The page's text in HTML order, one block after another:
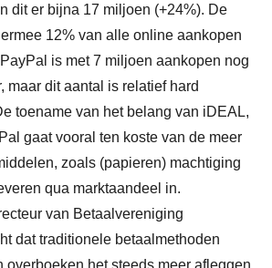
dit er bijna 17 miljoen (+24%). De
12% van alle online aankopen
is met 7 miljoen aankopen nog
maar dit aantal is relatief hard
toename van het belang van iDEAL,
gaat vooral ten koste van de meer
zoals (papieren) machtiging
qua marktaandeel in.
van Betaalvereniging
dat traditionele betaalmethoden
overboeken het steeds meer afleggen